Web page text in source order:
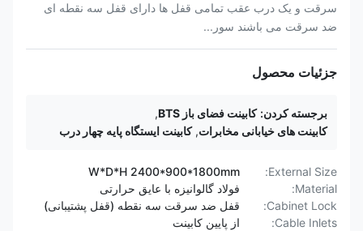
سرقت و یک درب عقب تمامی قفل ها دارای قفل سه نقطه ای
ضد سرقت می باشند سور...
جزئیات محصول
برجسته کردن: کابینت فضای باز BTS
,
کابینت های خیابانی مخابرات,کابینت ایستگاه پایه چهار درب
External Size:
W*D*H 2400*900*1800mm
Material:
فولاد گالوانیزه با عایق حرارتی
Cabinet Lock:
قفل ضد سرقت سه نقطه (قفل پشتیبانی)
Cable Inlets:
از پایین کابینت